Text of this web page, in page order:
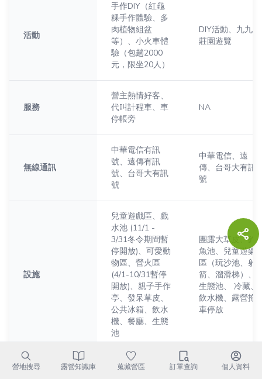
活動
手作DIY（紅龜
粿手作體驗、多
肉植物組盆
等）、小火車體
驗（包趟2000
元，限坐20人）
DIY活動、九九
莊園遊覽
服務
營主熱情好客、
代叫計程車、車
停帳旁
NA
無線通訊
中華電信有訊
號、遠傳有訊
號、台哥大有訊
號
中華電信、遠
傳、台哥大有訊
號
設施
兒童遊戲區、戲
水池 (11/1 -
3/31冬令期間暫
停開放)、可愛動
物區、營火區
(4/1-10/31暫停
開放)、親子手作
亭、發呆草皮、
公共冰箱、飲水
機、餐廳、生態
池
團露大草皮、釣
魚池、兒童遊樂
區（玩沙池、射
箭、溜滑梯）、
生態池、 冷藏、
飲水機、露營拖
車停放
集中衛浴、男女
營地搜尋 露營知識庫 蒐藏營區 訂單查詢 個人資料